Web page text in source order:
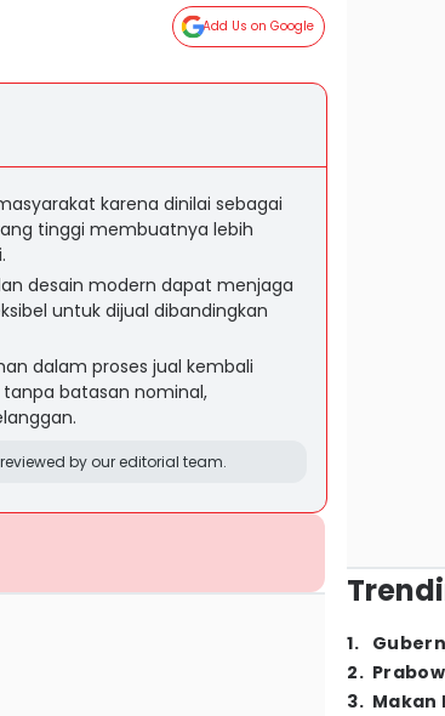
Add Us on Google
karena dinilai sebagai
tinggi membuatnya lebih
desain modern dapat menjaga
untuk dijual dibandingkan
dalam proses jual kembali
batasan nominal,
by our editorial team.
1.
2.
3. Makan